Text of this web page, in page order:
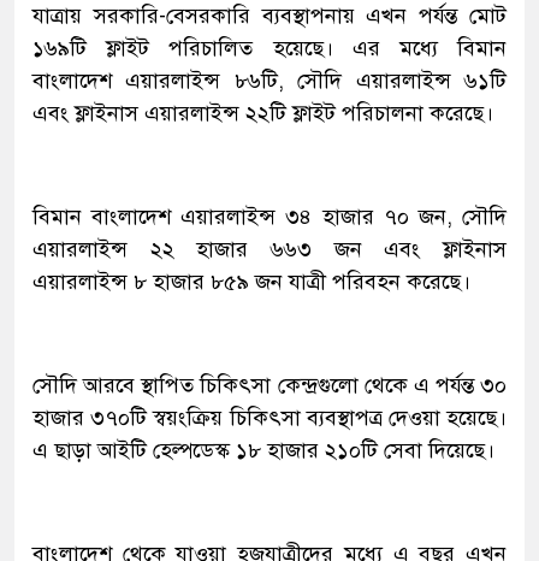
যাত্রায় সরকারি-বেসরকারি ব্যবস্থাপনায় এখন পর্যন্ত মোট
১৬৯টি ফ্লাইট পরিচালিত হয়েছে। এর মধ্যে বিমান
বাংলাদেশ এয়ারলাইন্স ৮৬টি, সৌদি এয়ারলাইন্স ৬১টি
এবং ফ্লাইনাস এয়ারলাইন্স ২২টি ফ্লাইট পরিচালনা করেছে।
বিমান বাংলাদেশ এয়ারলাইন্স ৩৪ হাজার ৭০ জন, সৌদি
এয়ারলাইন্স ২২ হাজার ৬৬৩ জন এবং ফ্লাইনাস
এয়ারলাইন্স ৮ হাজার ৮৫৯ জন যাত্রী পরিবহন করেছে।
সৌদি আরবে স্থাপিত চিকিৎসা কেন্দ্রগুলো থেকে এ পর্যন্ত ৩০
হাজার ৩৭০টি স্বয়ংক্রিয় চিকিৎসা ব্যবস্থাপত্র দেওয়া হয়েছে।
এ ছাড়া আইটি হেল্পডেস্ক ১৮ হাজার ২১০টি সেবা দিয়েছে।
বাংলাদেশ থেকে যাওয়া হজযাত্রীদের মধ্যে এ বছর এখন